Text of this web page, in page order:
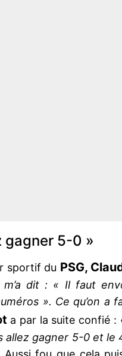
gagner 5-0 »
sportif du PSG,
m’a dit : « Il faut
». Ce qu’on a
a par la suite confié :
allez gagner 5-0 et le